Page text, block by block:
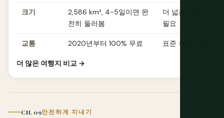
크기
2,586 km², 4-5일이면 완
전히 둘러봄
더 넓음, 전체 순회
필요
교통 2020년부터 100% 무료 표준 유료 대중교통
더 많은 여행지 비교 →
CH. 09안전하게 지내기